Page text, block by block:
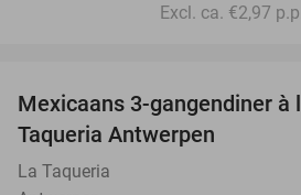
Excl. ca. €2,97
Mexicaans 3-gangendiner à
Taqueria Antwerpen
La Taqueria